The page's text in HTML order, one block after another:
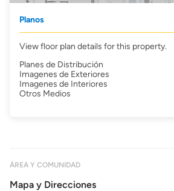
Planos
View floor plan details for this property.
Planes de Distribución
Imagenes de Exteriores
Imagenes de Interiores
Otros Medios
ÁREA Y COMUNIDAD
Mapa y Direcciones